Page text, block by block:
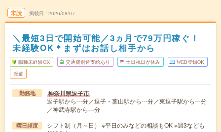
未読 掲載日 2026/08/07
＼最短3日で開始可能／3ヵ月で79万円稼ぐ！
未経験OK＊まずはお話し相手から
職種未経験OK 交通費別途支給あり 土日祝日が休み WEB登録OK
派遣
勤務地 神奈川県逗子市
逗子駅から---分／逗子・葉山駅から---分／東逗子駅から---分
／神武寺駅から---分
曜日頻度
シフト制（月～日） ※平日のみなどの相談もOK ※週3なども